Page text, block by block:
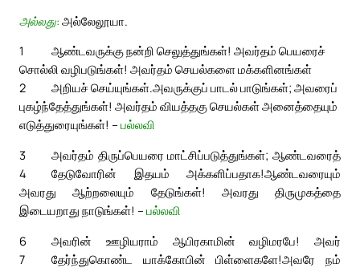
அல்லது: அல்லேலூயா.
1
ஆண்டவருக்கு நன்றி செலுத்துங்கள்! அவர்தம் பெயரைச்
சொல்லி வழிபடுங்கள்! அவர்தம் செயல்களை மக்களினங்கள்
அறியச் செய்யுங்கள்.
2
அவருக்குப் பாடல் பாடுங்கள்; அவரைப்
புகழ்ந்தேத்துங்கள்! அவர்தம் வியத்தகு செயல்கள் அனைத்தையும்
எடுத்துரையுங்கள்! – பல்லவி
3
அவர்தம் திருப்பெயரை மாட்சிப்படுத்துங்கள்; ஆண்டவரைத்
தேடுவோரின் இதயம் அக்களிப்பதாக!
4
ஆண்டவரையும்
அவரது ஆற்றலையும் தேடுங்கள்! அவரது திருமுகத்தை
இடையறாது நாடுங்கள்! – பல்லவி
6
அவரின் ஊழியராம் ஆபிரகாமின் வழிமரபே! அவர்
தேர்ந்துகொண்ட யாக்கோபின் பிள்ளைகளே!
7
அவரே நம்